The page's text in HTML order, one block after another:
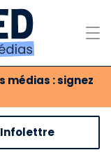
médias : signez
Infolettre